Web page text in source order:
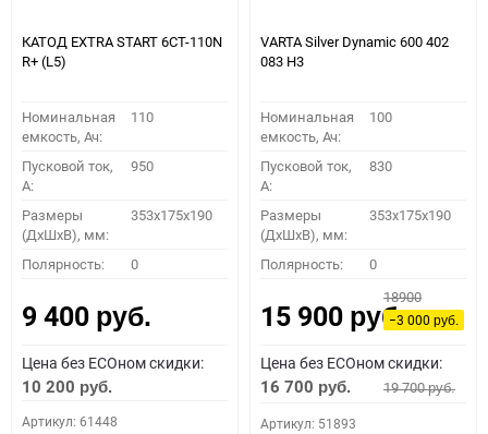
КАТОД EXTRA START 6СТ-110N
R+ (L5)
Номинальная
емкость, Ач:
110
Пусковой ток,
A:
950
Размеры
(ДхШхВ), мм:
353x175x190
Полярность: 0
9 400 руб.
Цена без ECOном скидки:
10 200 руб.
Артикул: 61448
VARTA Silver Dynamic 600 402
083 H3
Номинальная
емкость, Ач:
100
Пусковой ток,
A:
830
Размеры
(ДхШхВ), мм:
353x175x190
Полярность: 0
15 900 руб.
18900
−3 000руб.
Цена без ECOном скидки:
16 700 руб. 19 700руб.
Артикул: 51893